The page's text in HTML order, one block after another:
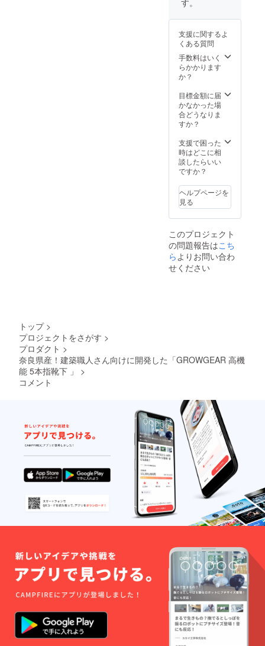
す。
支援に関するよ
くある質問
手数料はいく
らかかります
か？
目標金額に届
かなかった場
合どうなりま
すか？
支援で困った
時はどこに相
談したらいい
ですか？
ヘルプページを
見る
このプロジェクト
の問題報告はこち
らよりお問い合わ
せください
トップ >
プロジェクトをさがす >
プロダクト >
奈良県産！建築職人さん向けに開発した「GROWGEAR 高機
能 5本指靴下 」
>
コメント